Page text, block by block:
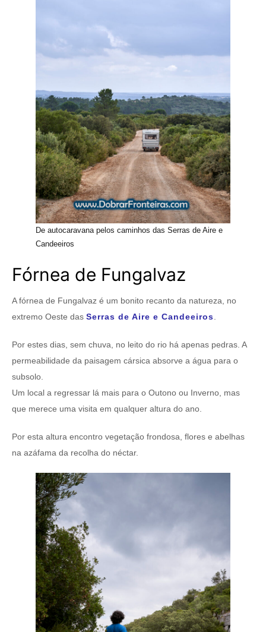
De autocaravana pelos caminhos das Serras de Aire e
Candeeiros
Fórnea de Fungalvaz
A fórnea de Fungalvaz é um bonito recanto da natureza, no
extremo Oeste das Serras de Aire e Candeeiros
Por estes dias, sem chuva, no leito do rio há apenas pedras. A
permeabilidade da paisagem cársica absorve a água para o
subsolo.
Um local a regressar lá mais para o Outono ou Inverno, mas
que merece uma visita em qualquer altura do ano.
Por esta altura encontro vegetação frondosa, flores e abelhas
na azáfama da recolha do néctar.